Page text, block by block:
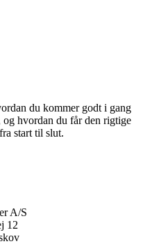
du kommer godt i gang
hvordan du får den rigtige
start til slut.
A/S
12